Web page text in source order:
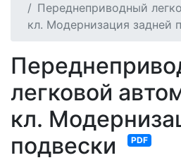
Переднеприводный
кл. Модернизация задней
легковой
кл.
подвески
PDF